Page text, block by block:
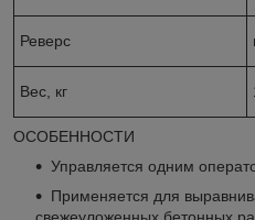
Реверс
Вес, кг
ОСОБЕННОСТИ
Управляется одним
Применяется для
свежеуложенных бетонных